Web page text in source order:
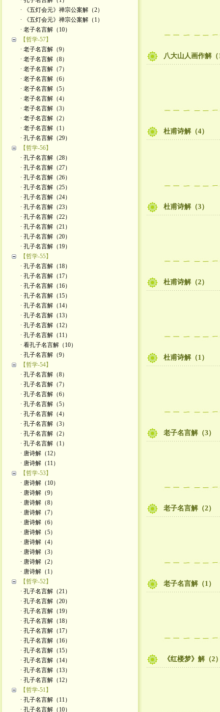
· 《五灯会元》禅宗公案解（2）
· 《五灯会元》禅宗公案解（1）
· 老子名言解（10）
【哲学-57】
· 老子名言解（9）
· 老子名言解（8）
· 老子名言解（7）
· 老子名言解（6）
· 老子名言解（5）
· 老子名言解（4）
· 老子名言解（3）
· 老子名言解（2）
· 老子名言解（1）
· 孔子名言解（29）
【哲学-56】
· 孔子名言解（28）
· 孔子名言解（27）
· 孔子名言解（26）
· 孔子名言解（25）
· 孔子名言解（24）
· 孔子名言解（23）
· 孔子名言解（22）
· 孔子名言解（21）
· 孔子名言解（20）
· 孔子名言解（19）
【哲学-55】
· 孔子名言解（18）
· 孔子名言解（17）
· 孔子名言解（16）
· 孔子名言解（15）
· 孔子名言解（14）
· 孔子名言解（13）
· 孔子名言解（12）
· 孔子名言解（11）
· 看孔子名言解（10）
· 孔子名言解（9）
【哲学-54】
· 孔子名言解（8）
· 孔子名言解（7）
· 孔子名言解（6）
· 孔子名言解（5）
· 孔子名言解（4）
· 孔子名言解（3）
· 孔子名言解（2）
· 孔子名言解（1）
· 唐诗解（12）
· 唐诗解（11）
【哲学-53】
· 唐诗解（10）
· 唐诗解（9）
· 唐诗解（8）
· 唐诗解（7）
· 唐诗解（6）
· 唐诗解（5）
· 唐诗解（4）
· 唐诗解（3）
· 唐诗解（2）
· 唐诗解（1）
【哲学-52】
· 孔子名言解（21）
· 孔子名言解（20）
· 孔子名言解（19）
· 孔子名言解（18）
· 孔子名言解（17）
· 孔子名言解（16）
· 孔子名言解（15）
· 孔子名言解（14）
· 孔子名言解（13）
· 孔子名言解（12）
【哲学-51】
· 孔子名言解（11）
· 孔子名言解（10）
八大山人画作解（
杜甫诗解（4）
杜甫诗解（3）
杜甫诗解（2）
杜甫诗解（1）
老子名言解（3）
老子名言解（2）
老子名言解（1）
《红楼梦》解（2